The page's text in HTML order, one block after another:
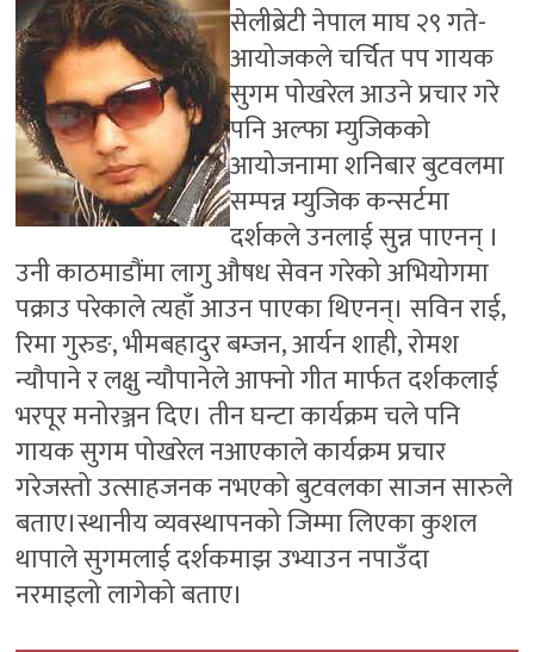
सेलीब्रेटी नेपाल माघ २९ गते-
आयोजकले चर्चित पप गायक
सुगम पोखरेल आउने प्रचार गरे
पनि अल्फा म्युजिकको
आयोजनामा शनिबार बुटवलमा
सम्पन्न म्युजिक कन्सर्टमा
दर्शकले उनलाई सुन्न पाएनन् ।
उनी काठमाडौंमा लागु औषध सेवन गरेको अभियोगमा
पक्राउ परेकाले त्यहाँ आउन पाएका थिएनन्। सविन राई,
रिमा गुरुङ, भीमबहादुर बम्जन, आर्यन शाही, रोमश
न्यौपाने र लक्षु न्यौपानेले आफ्नो गीत मार्फत दर्शकलाई
भरपूर मनोरञ्जन दिए। तीन घन्टा कार्यक्रम चले पनि
गायक सुगम पोखरेल नआएकाले कार्यक्रम प्रचार
गरेजस्तो उत्साहजनक नभएको बुटवलका साजन सारुले
बताए।स्थानीय व्यवस्थापनको जिम्मा लिएका कुशल
थापाले सुगमलाई दर्शकमाझ उभ्याउन नपाउँदा
नरमाइलो लागेको बताए।